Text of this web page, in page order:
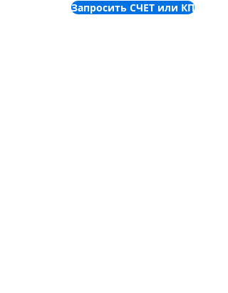
Запросить СЧЕТ или КП